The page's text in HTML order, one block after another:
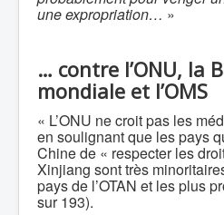
une expropriation… »
… contre l’ONU, la
mondiale et l’OMS
« L’ONU ne croit pas les
en soulignant que les pays
Chine de « respecter les
Xinjiang sont très
pays de l’OTAN et les plus
sur 193).